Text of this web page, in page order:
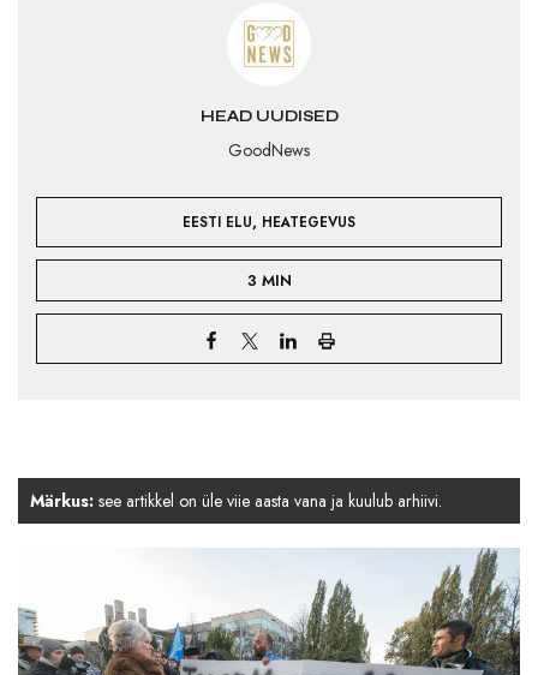
HEAD UUDISED
GoodNews
EESTI ELU, HEATEGEVUS
3 MIN
Märkus: see artikkel on üle viie aasta vana ja kuulub arhiivi.